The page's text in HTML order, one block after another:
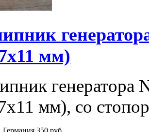
мм)
генератора
мм), со
Германия 350 руб